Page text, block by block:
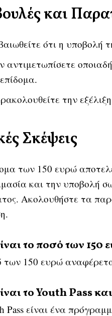
και
ότι η υποβολή
αντιμετωπίσετε
την
Σκέψεις
των 150 ευρώ
και την υποβολή
Ακολουθήστε τα
το ποσό των 150
150 ευρώ
το Youth Pass
Pass είναι ένα